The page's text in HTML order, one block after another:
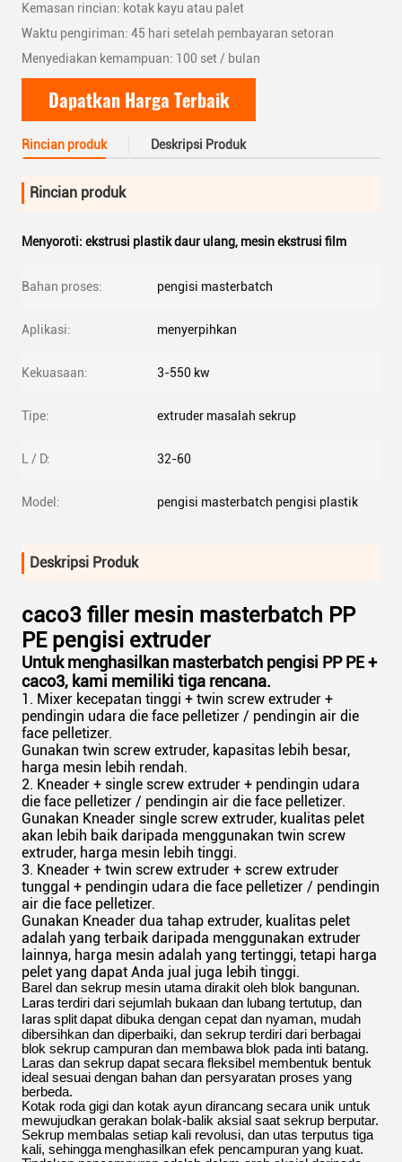
Kemasan rincian: kotak kayu atau palet
Waktu pengiriman: 45 hari setelah pembayaran setoran
Menyediakan kemampuan: 100 set / bulan
Dapatkan Harga Terbaik
Rincian produk Deskripsi Produk
Rincian produk
Menyoroti: ekstrusi plastik daur ulang, mesin ekstrusi film
Bahan proses: pengisi masterbatch
Aplikasi: menyerpihkan
Kekuasaan: 3-550 kw
Tipe: extruder masalah sekrup
L / D: 32-60
Model: pengisi masterbatch pengisi plastik
Deskripsi Produk
caco3 filler mesin masterbatch PP
PE pengisi extruder
Untuk menghasilkan masterbatch pengisi PP PE +
caco3, kami memiliki tiga rencana.
1. Mixer kecepatan tinggi + twin screw extruder +
pendingin udara die face pelletizer / pendingin air die
face pelletizer.
Gunakan twin screw extruder, kapasitas lebih besar,
harga mesin lebih rendah.
2. Kneader + single screw extruder + pendingin udara
die face pelletizer / pendingin air die face pelletizer.
Gunakan Kneader single screw extruder, kualitas pelet
akan lebih baik daripada menggunakan twin screw
extruder, harga mesin lebih tinggi.
3. Kneader + twin screw extruder + screw extruder
tunggal + pendingin udara die face pelletizer / pendingin
air die face pelletizer.
Gunakan Kneader dua tahap extruder, kualitas pelet
adalah yang terbaik daripada menggunakan extruder
lainnya, harga mesin adalah yang tertinggi, tetapi harga
pelet yang dapat Anda jual juga lebih tinggi.
Barel dan sekrup mesin utama dirakit oleh blok bangunan.
Laras terdiri dari sejumlah bukaan dan lubang tertutup, dan
laras splitdapat dibuka dengan cepat dan nyaman, mudah
dibersihkan dan diperbaiki, dan sekrup terdiri dari berbagai
blok sekrup campuran dan membawa blok pada inti batang.
Laras dan sekrup dapat secara fleksibel membentuk bentuk
ideal sesuai dengan bahan dan persyaratan proses yang
berbeda.
Kotak roda gigi dan kotak ayun dirancang secara unik untuk
mewujudkan gerakan bolak-balik aksial saat sekrup berputar.
Sekrup membalas setiap kali revolusi, dan utas terputus tiga
kali, sehingga menghasilkan efek pencampuran yang kuat.